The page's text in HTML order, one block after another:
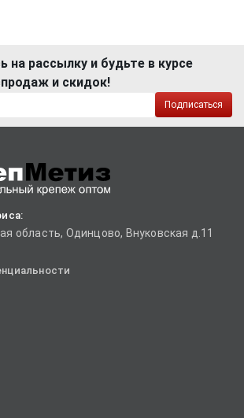
на рассылку и будьте в курсе
и скидок!
Подписаться
область, Одинцово, Внуковская д.11